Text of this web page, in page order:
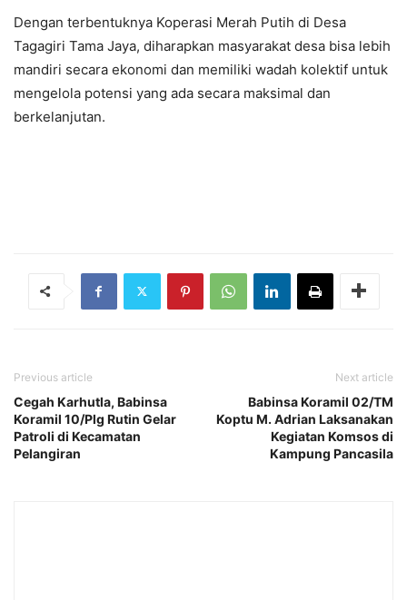
Dengan terbentuknya Koperasi Merah Putih di Desa
Tagagiri Tama Jaya, diharapkan masyarakat desa bisa lebih
mandiri secara ekonomi dan memiliki wadah kolektif untuk
mengelola potensi yang ada secara maksimal dan
berkelanjutan.
Previous article
Cegah Karhutla, Babinsa
Koramil 10/Plg Rutin Gelar
Patroli di Kecamatan
Pelangiran
Next article
Babinsa Koramil 02/TM
Koptu M. Adrian Laksanakan
Kegiatan Komsos di
Kampung Pancasila